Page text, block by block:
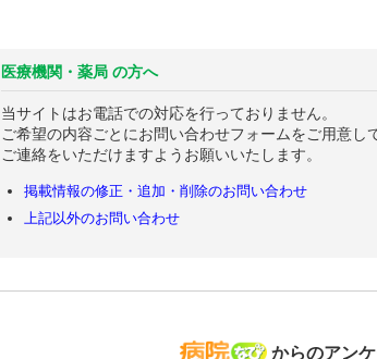
医療機関・薬局 の方へ
当サイトはお電話での対応を行っておりません。
ご希望の内容ごとにお問い合わせフォームをご用意
ご連絡をいただけますようお願いいたします。
掲載情報の修正・追加・削除のお問い合わせ
上記以外のお問い合わせ
病院なび
からのアン